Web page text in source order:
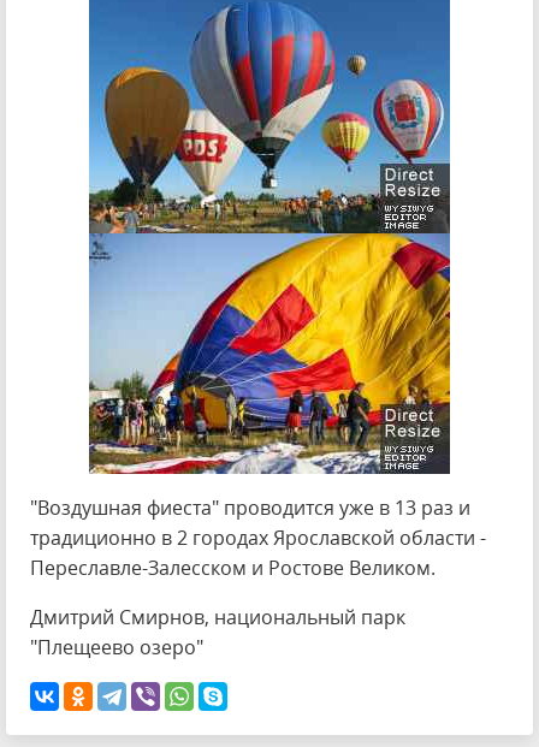
"Воздушная фиеста" проводится уже в 13 раз и
традиционно в 2 городах Ярославской области -
Переславле-Залесском и Ростове Великом.
Дмитрий Смирнов, национальный парк
"Плещеево озеро"